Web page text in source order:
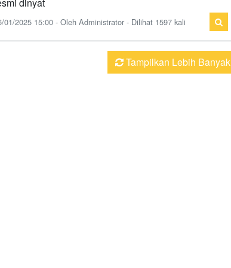
01/2025 15:00 - Oleh Administrator - Dilihat 1597 kali
Tampilkan Lebih Banyak